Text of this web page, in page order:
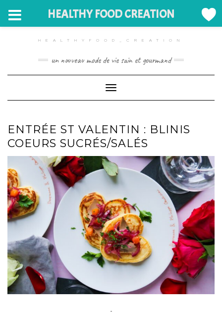
HEALTHYFOOD_CREATION
un nouveau mode de vie sain et gourmand
Toggle Navigation
ENTRÉE ST VALENTIN : BLINIS
COEURS SUCRÉS/SALÉS
-
HEALTHY FOOD CREATION